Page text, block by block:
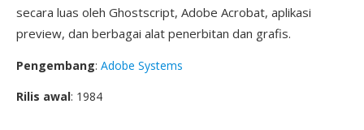
secara luas oleh Ghostscript, Adobe Acrobat, aplikasi
preview, dan berbagai alat penerbitan dan grafis.
Pengembang: Adobe Systems
Rilis awal: 1984